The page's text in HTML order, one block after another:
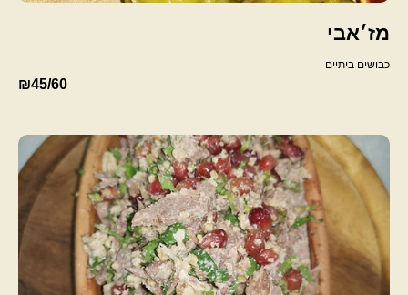
מז׳אבי
כבושים ביתיים
₪45/60